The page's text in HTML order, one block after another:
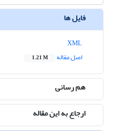
فایل ها
اصل مقاله
1.21 M
هم رسانی
ارجاع به این مقاله